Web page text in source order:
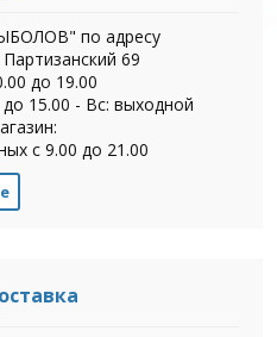
по адресу
69
до 19.00
до 15.00 - Вс: выходной
с 9.00 до 21.00